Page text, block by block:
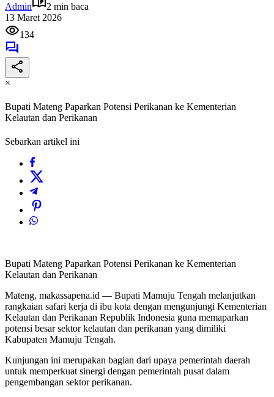
Admin
2 min baca
13 Maret 2026
134
×
Bupati Mateng Paparkan Potensi Perikanan ke Kementerian
Kelautan dan Perikanan
Sebarkan artikel ini
Bupati Mateng Paparkan Potensi Perikanan ke Kementerian
Kelautan dan Perikanan
Mateng, makassapena.id — Bupati Mamuju Tengah melanjutkan
rangkaian safari kerja di ibu kota dengan mengunjungi Kementerian
Kelautan dan Perikanan Republik Indonesia guna memaparkan
potensi besar sektor kelautan dan perikanan yang dimiliki
Kabupaten Mamuju Tengah.
Kunjungan ini merupakan bagian dari upaya pemerintah daerah
untuk memperkuat sinergi dengan pemerintah pusat dalam
pengembangan sektor perikanan.